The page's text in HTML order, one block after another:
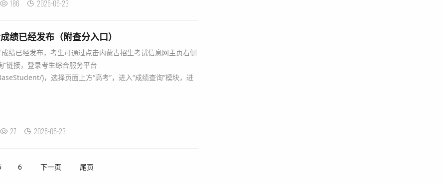
186 2026-06-23
绩已经发布（附查分入口）
绩已经发布，考生可通过点击内蒙古招生考试信息网主页右侧
链接，登录考生综合服务平台
)，选择页面上方“高考”，进入“成绩查询”模块，进
27 2026-06-23
6 下一页 尾页